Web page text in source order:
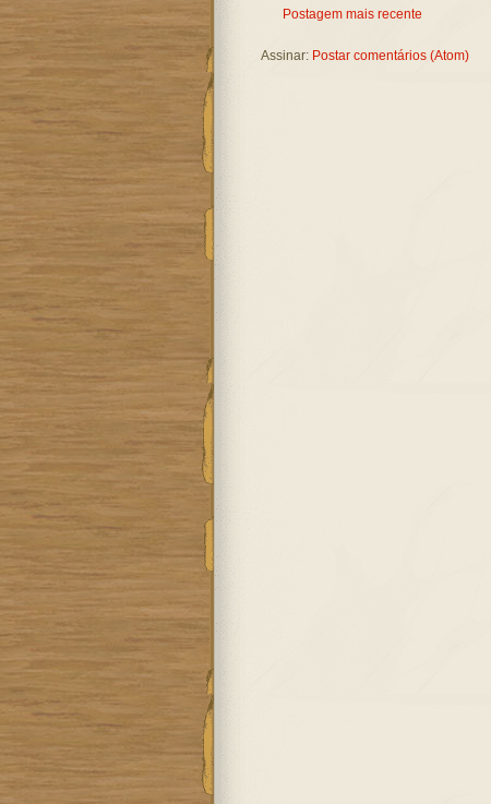
Postagem mais recente
Assinar: Postar comentários (Atom)